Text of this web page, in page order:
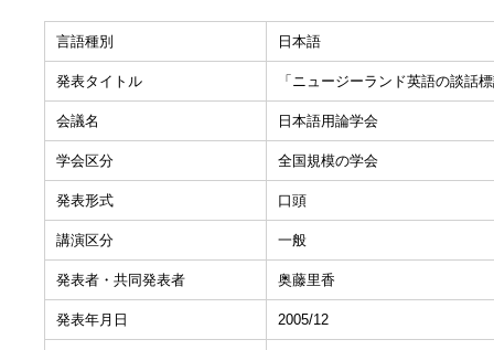
言語種別 日本語
発表タイトル 「ニュージーランド英語の談話
会議名 日本語用論学会
学会区分 全国規模の学会
発表形式 口頭
講演区分 一般
発表者・共同発表者 奥藤里香
発表年月日 2005/12